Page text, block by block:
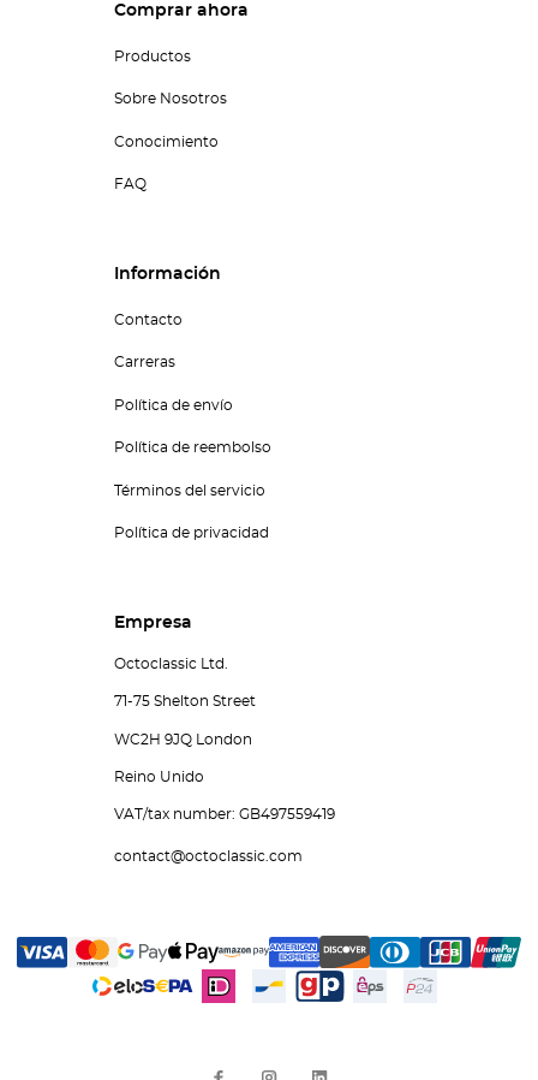
Comprar ahora
Productos
Sobre Nosotros
Conocimiento
FAQ
Información
Contacto
Carreras
Política de envío
Política de reembolso
Términos del servicio
Política de privacidad
Empresa
Octoclassic Ltd.
71-75 Shelton Street
WC2H 9JQ London
Reino Unido
VAT/tax number: GB497559419
contact@octoclassic.com